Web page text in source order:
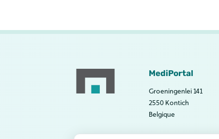
MediPortal
Groeningenlei 141
2550 Kontich
Belgique